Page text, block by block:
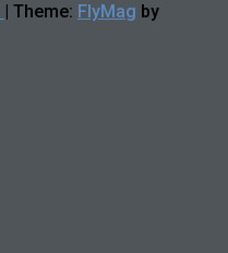
| Theme: FlyMag by